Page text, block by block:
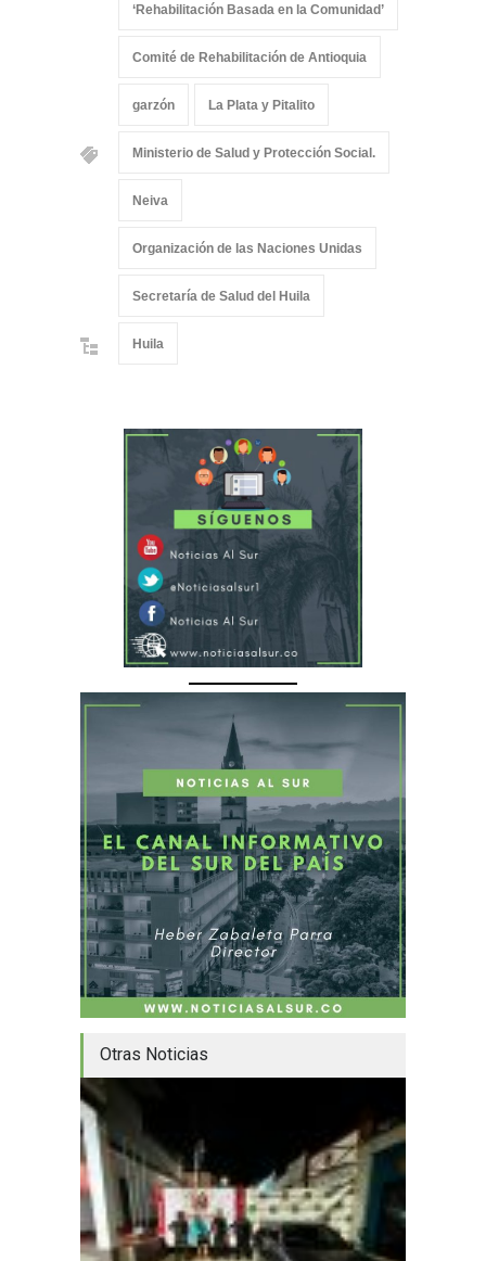
‘Rehabilitación Basada en la Comunidad’
Comité de Rehabilitación de Antioquia
garzón La Plata y Pitalito
Ministerio de Salud y Protección Social.
Neiva
Organización de las Naciones Unidas
Secretaría de Salud del Huila
Huila
Otras Noticias